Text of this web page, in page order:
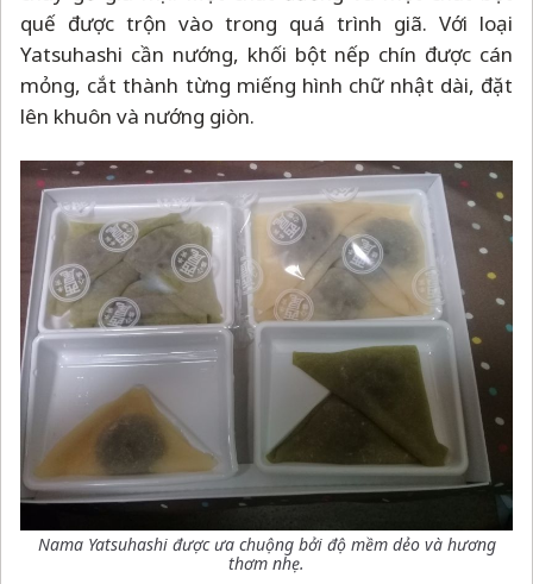
quế được trộn vào trong quá trình giã. Với loại
Yatsuhashi cần nướng, khối bột nếp chín được cán
mỏng, cắt thành từng miếng hình chữ nhật dài, đặt
lên khuôn và nướng giòn.
Nama Yatsuhashi được ưa chuộng bởi độ mềm dẻo và hương
thơm nhẹ.